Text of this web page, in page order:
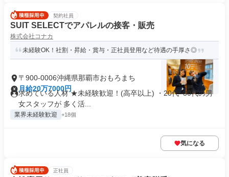
契約社員
SUIT SELECTでアパレルの接客・販売
株式会社コナカ
未経験OK！社割・昇給・賞与・正社員登用など待遇の手厚さ◎
〒900-0006沖縄県那覇市おもろまち
月給20万7000円
求めている人材 ★未経験歓迎！(高卒以上) ・20代~30代の男
女スタッフが 多く活...
業界未経験歓迎 +18個
気になる
正社員